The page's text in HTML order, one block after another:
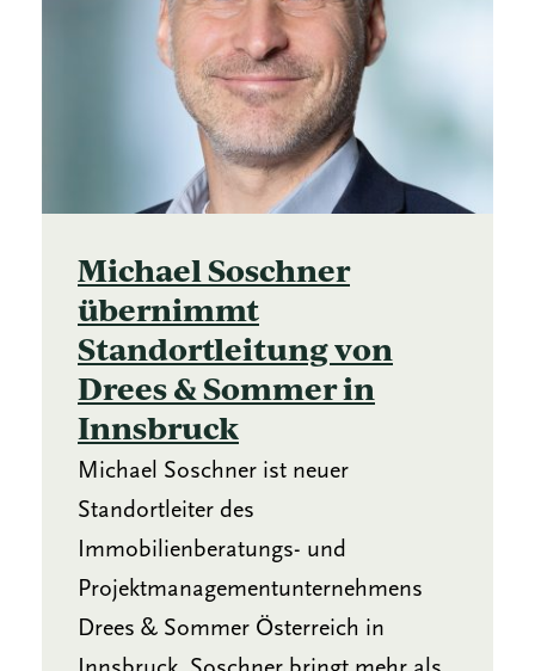
Michael Soschner
übernimmt
Standortleitung von
Drees & Sommer in
Innsbruck
Michael Soschner ist neuer
Standortleiter des
Immobilienberatungs- und
Projektmanagementunternehmens
Drees & Sommer Österreich in